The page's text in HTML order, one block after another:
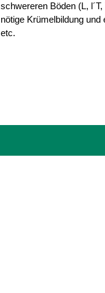
schwereren Böden (L,
nötige Krümelbildung
etc.